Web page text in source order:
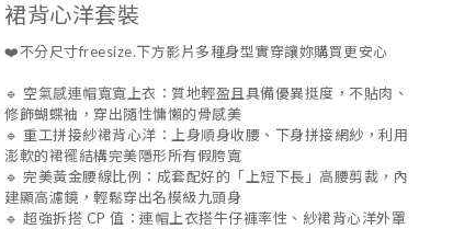
裙背心洋套裝
❤️不分尺寸freesize.下方影片多種身型實穿讓妳購買更安心
🔹 空氣感連帽寬寬上衣：質地輕盈且具備優異挺度，不貼肉、
修飾蝴蝶袖，穿出隨性慵懶的骨感美
🔹 重工拼接紗裙背心洋：上身順身收腰、下身拼接網紗，利用
澎軟的裙襬結構完美隱形所有假胯寬
🔹 完美黃金腰線比例：成套配好的「上短下長」高腰剪裁，內
建顯高濾鏡，輕鬆穿出名模級九頭身
🔹 超強拆搭 CP 值：連帽上衣搭牛仔褲率性、紗裙背心洋外罩